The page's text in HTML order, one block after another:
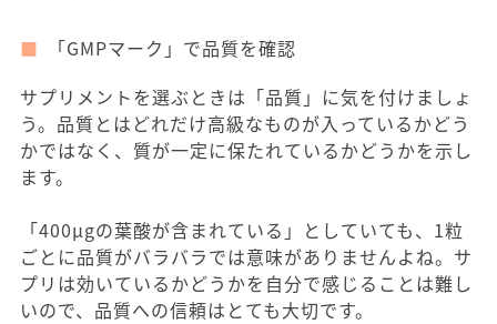
「GMPマーク」で品質を確認
サプリメントを選ぶときは「品質」に気を付けましょ
う。品質とはどれだけ高級なものが入っているかどう
かではなく、質が一定に保たれているかどうかを示し
ます。
「400μgの葉酸が含まれている」としていても、1粒
ごとに品質がバラバラでは意味がありませんよね。サ
プリは効いているかどうかを自分で感じることは難し
いので、品質への信頼はとても大切です。